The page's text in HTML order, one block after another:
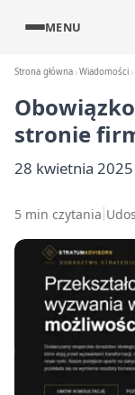
MENU
Strona główna Wiadomości
stronie
28 kwietnia 2025
5 min czytania